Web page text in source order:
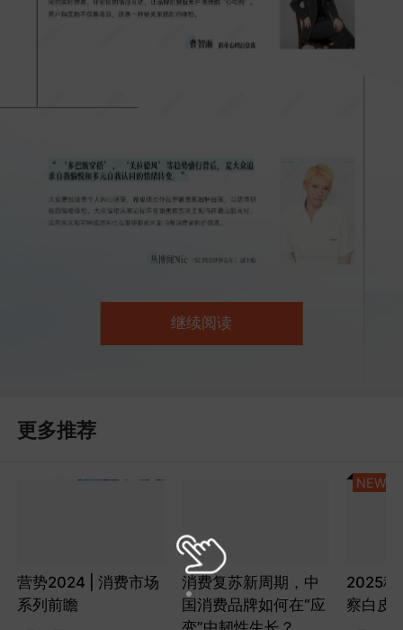
继续阅读
更多推荐
营势2024 | 消费市场
系列前瞻
消费复苏新周期，中
国消费品牌如何在“应
2025科
察白皮
NEW